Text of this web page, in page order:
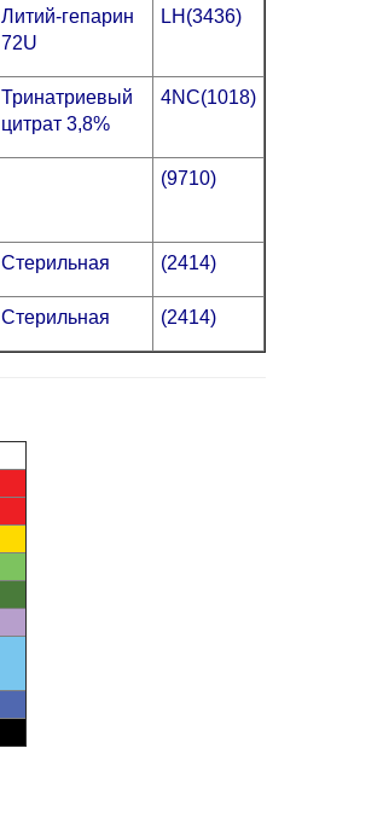
Литий-гепарин
72U
LH(3436)
Тринатриевый
цитрат 3,8%
4NC(1018)
(9710)
Стерильная (2414)
Стерильная (2414)